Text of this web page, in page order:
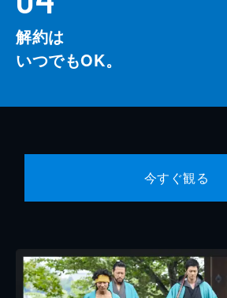
解約は
いつでもOK。
今すぐ観る